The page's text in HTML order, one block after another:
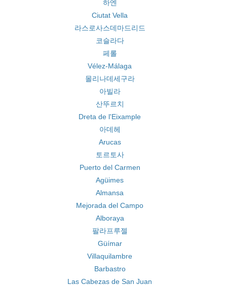
하엔
Ciutat Vella
라스로사스데마드리드
코슬라다
페롤
Vélez-Málaga
몰리나데세구라
아빌라
산뚜르치
Dreta de l'Eixample
아데헤
Arucas
토르토사
Puerto del Carmen
Agüimes
Almansa
Mejorada del Campo
Alboraya
팔라프루젤
Güímar
Villaquilambre
Barbastro
Las Cabezas de San Juan